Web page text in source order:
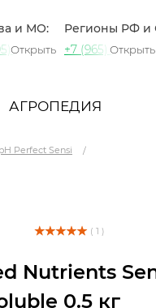
и МО:
721-60-15
Открыть
Регионы РФ и
+7 (965) 420-10-10
Открыть
АГРОПЕДИЯ
Perfect Sensi
( 1 )
Nutrients
0.5 кг